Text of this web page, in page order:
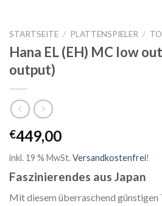
STARTSEITE / PLATTENSPIELER /
Hana EL (EH) MC low
output)
€449,00
inkl. 19 % MwSt.Versandkostenfrei!
Faszinierendes aus Japan
Mit diesem überraschend